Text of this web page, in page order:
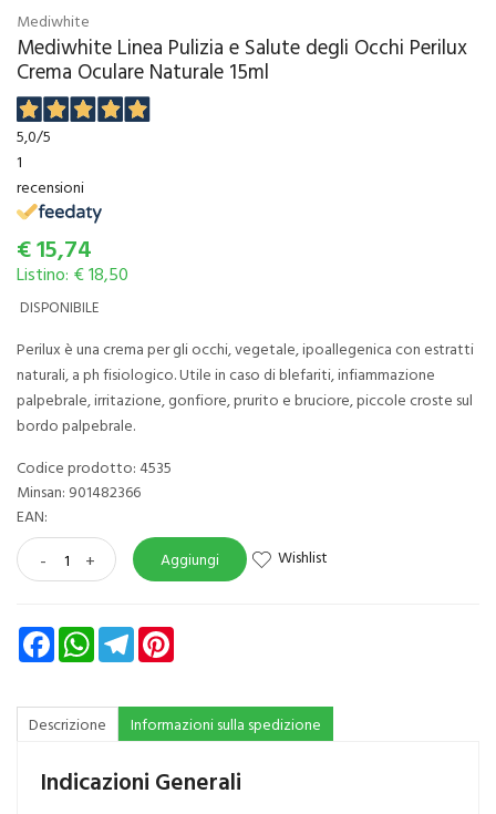
Mediwhite
Mediwhite Linea Pulizia e Salute degli Occhi Perilux
Crema Oculare Naturale 15ml
5,0/5
1
recensioni
€15,74
Listino: € 18,50
DISPONIBILE
Perilux è una crema per gli occhi, vegetale, ipoallegenica con estratti
naturali, a ph fisiologico. Utile in caso di blefariti, infiammazione
palpebrale, irritazione, gonfiore, prurito e bruciore, piccole croste sul
bordo palpebrale.
Codice prodotto: 4535
Minsan: 901482366
EAN:
- + Aggiungi Wishlist
FacebookWhatsAppTelegram
Descrizione Informazioni sulla spedizione
Indicazioni Generali